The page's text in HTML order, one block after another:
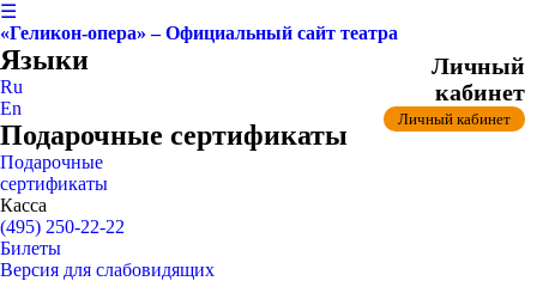
☰
«Геликон-опера» – Официальный сайт театра
Языки
Ru
En
Подарочные сертификаты
Подарочные
сертификаты
Касса
(495) 250-22-22
Личный
кабинет
Личный кабинет
Билеты
Версия для слабовидящих